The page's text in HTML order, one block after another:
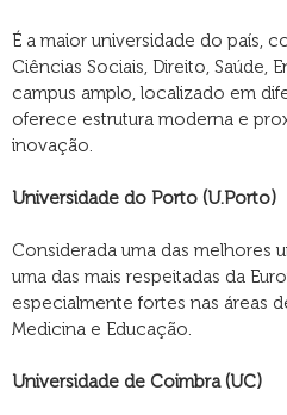
É a maior universidade do país,
Ciências Sociais, Direito, Saúde,
campus amplo, localizado em
oferece estrutura moderna e
inovação.
Universidade do Porto (U.Porto)
Considerada uma das melhores
uma das mais respeitadas da
especialmente fortes nas áreas
Medicina e Educação.
Universidade de Coimbra (UC)